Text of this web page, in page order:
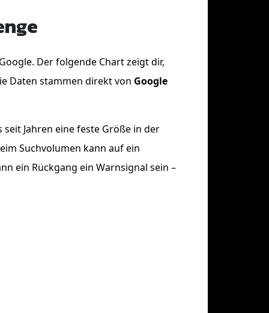
Der folgende Chart zeigt dir,
Daten stammen direkt von Google
Jahren eine feste Größe in der
Suchvolumen kann auf ein
ein Rückgang ein Warnsignal sein –